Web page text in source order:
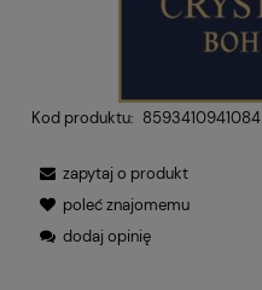
Kod produktu: 8593410941084
zapytaj o produkt
poleć znajomemu
dodaj opinię